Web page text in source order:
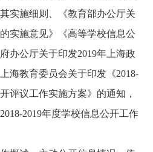
实施细则、《教育部办公厅关
实施意见》《高等学校信息公
办公厅关于印发2019年上海政
上海教育委员会关于印发《2018-
评议工作实施方案》的通知 ，
2018-2019年度学校信息公开工作